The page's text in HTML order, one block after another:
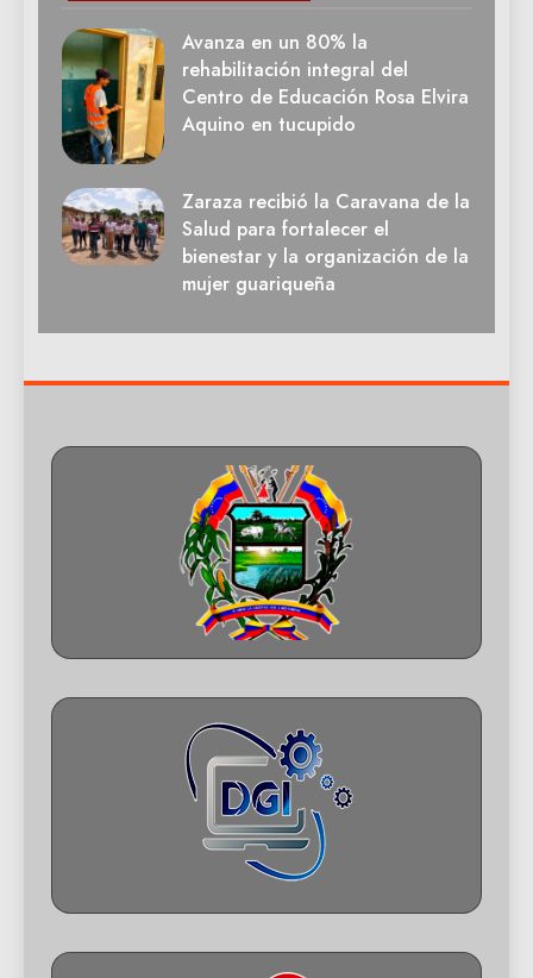
Avanza en un 80% la
rehabilitación integral del
Centro de Educación Rosa Elvira
Aquino en tucupido
Zaraza recibió la Caravana de la
Salud para fortalecer el
bienestar y la organización de la
mujer guariqueña